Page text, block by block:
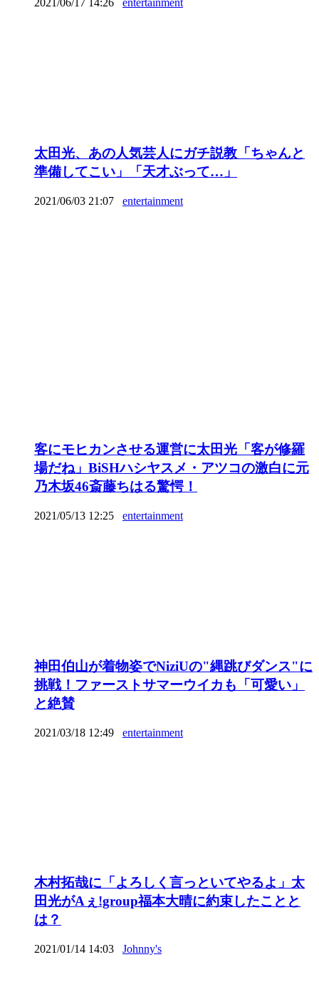
2021/06/17 14:26 entertainment
太田光、あの人気芸人にガチ説教「ちゃんと
準備してこい」「天才ぶって…」
2021/06/03 21:07 entertainment
客にモヒカンさせる運営に太田光「客が修羅
場だね」BiSHハシヤスメ・アツコの激白に元
乃木坂46斎藤ちはる驚愕！
2021/05/13 12:25 entertainment
神田伯山が着物姿でNiziUの"縄跳びダンス"に
挑戦！ファーストサマーウイカも「可愛い」
と絶賛
2021/03/18 12:49 entertainment
木村拓哉に「よろしく言っといてやるよ」太
田光がAぇ!group福本大晴に約束したことと
は？
2021/01/14 14:03 Johnny's